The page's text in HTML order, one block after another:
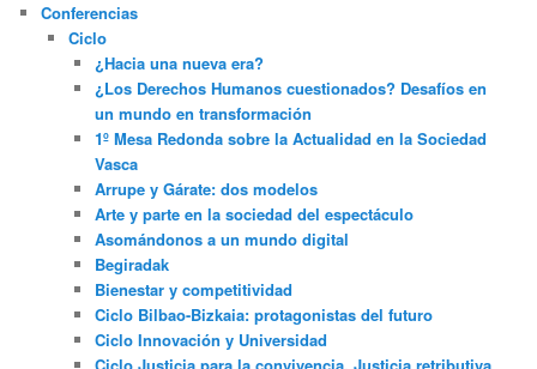
Conferencias
Ciclo
¿Hacia una nueva era?
¿Los Derechos Humanos cuestionados? Desafíos en
un mundo en transformación
1º Mesa Redonda sobre la Actualidad en la Sociedad
Vasca
Arrupe y Gárate: dos modelos
Arte y parte en la sociedad del espectáculo
Asomándonos a un mundo digital
Begiradak
Bienestar y competitividad
Ciclo Bilbao-Bizkaia: protagonistas del futuro
Ciclo Innovación y Universidad